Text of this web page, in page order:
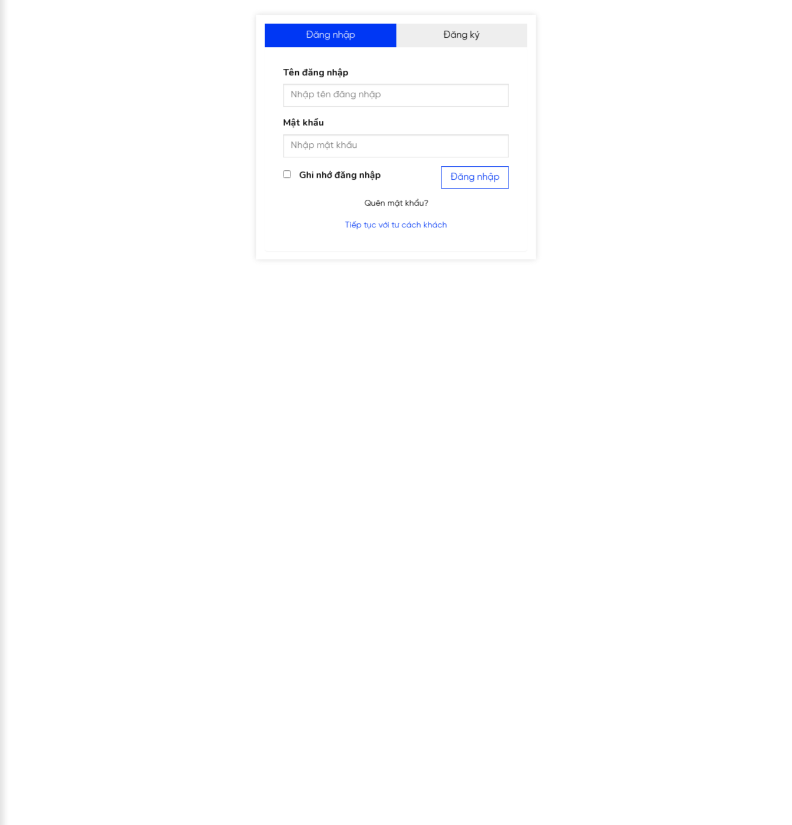
Đăng nhập Đăng ký
Tên đăng nhập
Mật khẩu
Ghi nhớ đăng nhập Đăng nhập
Quên mật khẩu?
Tiếp tục với tư cách khách